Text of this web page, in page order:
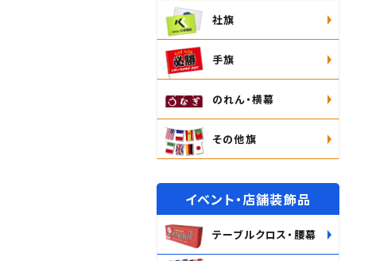
社旗
手旗
のれん・横幕
その他旗
イベント・店舗装飾品
テーブルクロス・腰幕